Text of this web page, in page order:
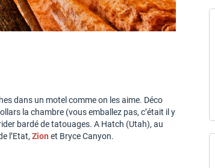
dans un motel comme on les aime. Déco
la chambre (vous emballez pas, c’était il y
bardé de tatouages. A Hatch (Utah), au
l’Etat,Zion et Bryce Canyon.